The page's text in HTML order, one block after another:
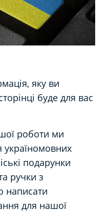
яку ви
буде для вас
роботи ми
україномовних
подарунки
ручки з
написати
для нашої